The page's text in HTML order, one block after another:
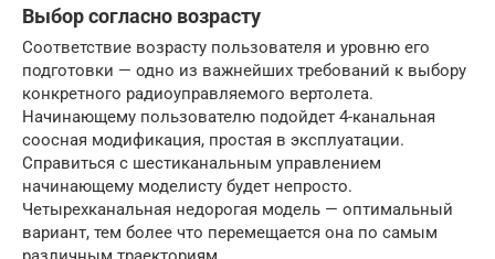
Выбор согласно возрасту
Соответствие возрасту пользователя и уровню его
подготовки — одно из важнейших требований к выбору
конкретного радиоуправляемого вертолета.
Начинающему пользователю подойдет 4-канальная
соосная модификация, простая в эксплуатации.
Справиться с шестиканальным управлением
начинающему моделисту будет непросто.
Четырехканальная недорогая модель — оптимальный
вариант, тем более что перемещается она по самым